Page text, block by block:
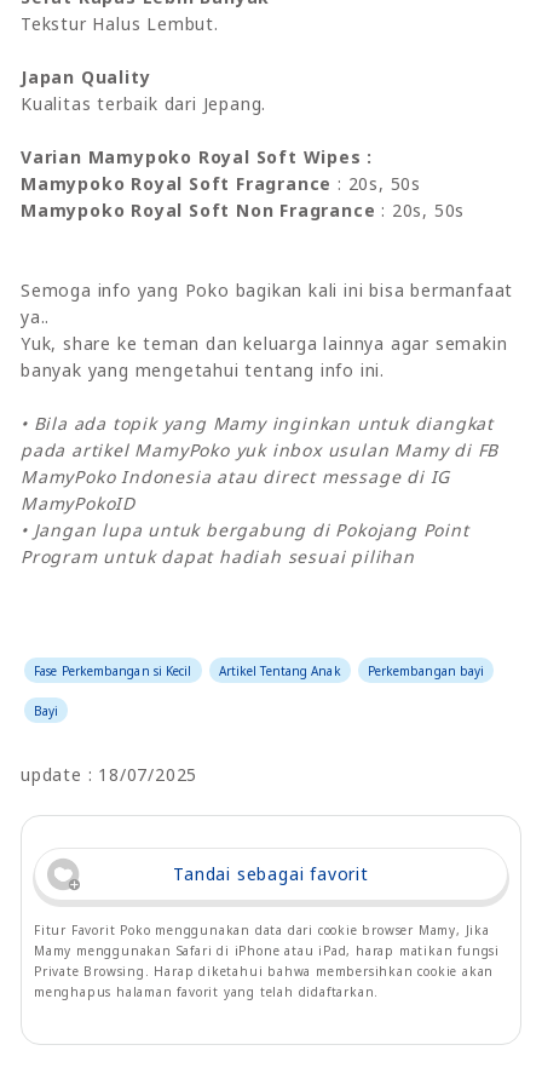
Tekstur Halus Lembut.
Japan Quality
Kualitas terbaik dari Jepang.
Varian Mamypoko Royal Soft Wipes :
Mamypoko Royal Soft Fragrance : 20s, 50s
Mamypoko Royal Soft Non Fragrance : 20s, 50s
Semoga info yang Poko bagikan kali ini bisa bermanfaat
ya..
Yuk, share ke teman dan keluarga lainnya agar semakin
banyak yang mengetahui tentang info ini.
• Bila ada topik yang Mamy inginkan untuk diangkat
pada artikel MamyPoko yuk inbox usulan Mamy di FB
MamyPoko Indonesia atau direct message di IG
MamyPokoID
• Jangan lupa untuk bergabung di Pokojang Point
Program untuk dapat hadiah sesuai pilihan
Fase Perkembangan si Kecil Artikel Tentang Anak Perkembangan bayi
Bayi
update : 18/07/2025
Tandai sebagai favorit
Fitur Favorit Poko menggunakan data dari cookie browser Mamy, Jika
Mamy menggunakan Safari di iPhone atau iPad, harap matikan fungsi
Private Browsing. Harap diketahui bahwa membersihkan cookie akan
menghapus halaman favorit yang telah didaftarkan.